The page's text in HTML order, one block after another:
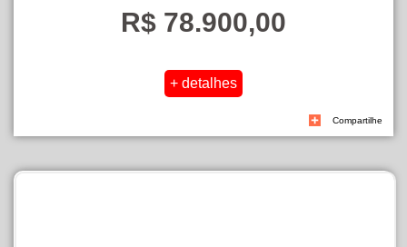
R$ 78.900,00
Compartilhe